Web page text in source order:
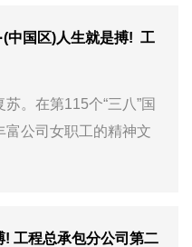
国区)人生就是搏!  工
。在第115个“三八”国
富公司女职工的精神文
上的时代风采和精神
搏! 工程总承包分公司第二